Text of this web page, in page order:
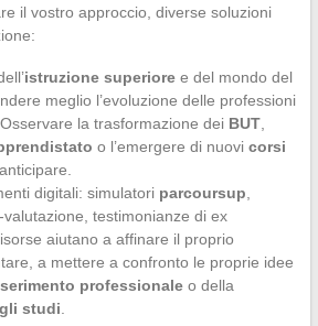
il vostro approccio, diverse soluzioni
istruzione superioree del mondo del
meglio l’evoluzione delle professioni
la trasformazione dei BUT,
o l’emergere di nuovi corsi
digitali: simulatori parcoursup
testimonianze di ex
aiutano a affinare il proprio
a mettere a confronto le proprie idee
professionaleo della
studi